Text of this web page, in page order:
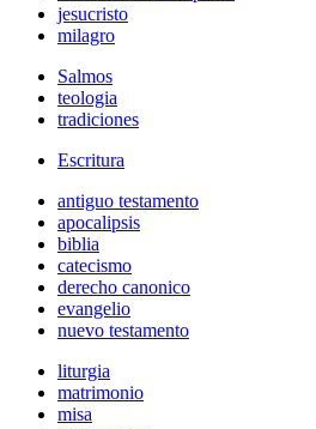
jesucristo
milagro
Salmos
teologia
tradiciones
Escritura
antiguo testamento
apocalipsis
biblia
catecismo
derecho canonico
evangelio
nuevo testamento
liturgia
matrimonio
misa